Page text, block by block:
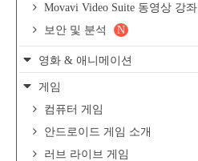
Movavi Video Suite 동영상 강좌
보안 및 분석
N
영화 & 애니메이션
게임
컴퓨터 게임
안드로이드 게임 소개
러브 라이브 게임